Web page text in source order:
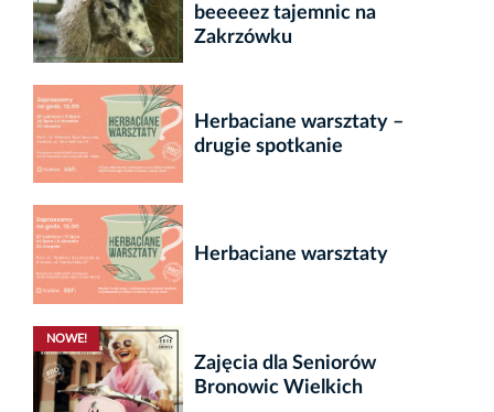
beeeeez tajemnic na
Zakrzówku
Herbaciane warsztaty –
drugie spotkanie
Herbaciane warsztaty
NOWE!
Zajęcia dla Seniorów
Bronowic Wielkich